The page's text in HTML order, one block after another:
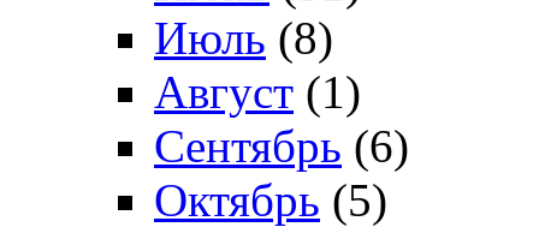
Июль (8)
Август (1)
Сентябрь (6)
Октябрь (5)